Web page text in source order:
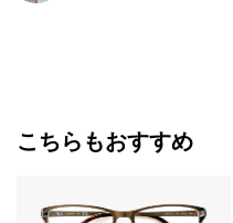
こちらもおすすめ